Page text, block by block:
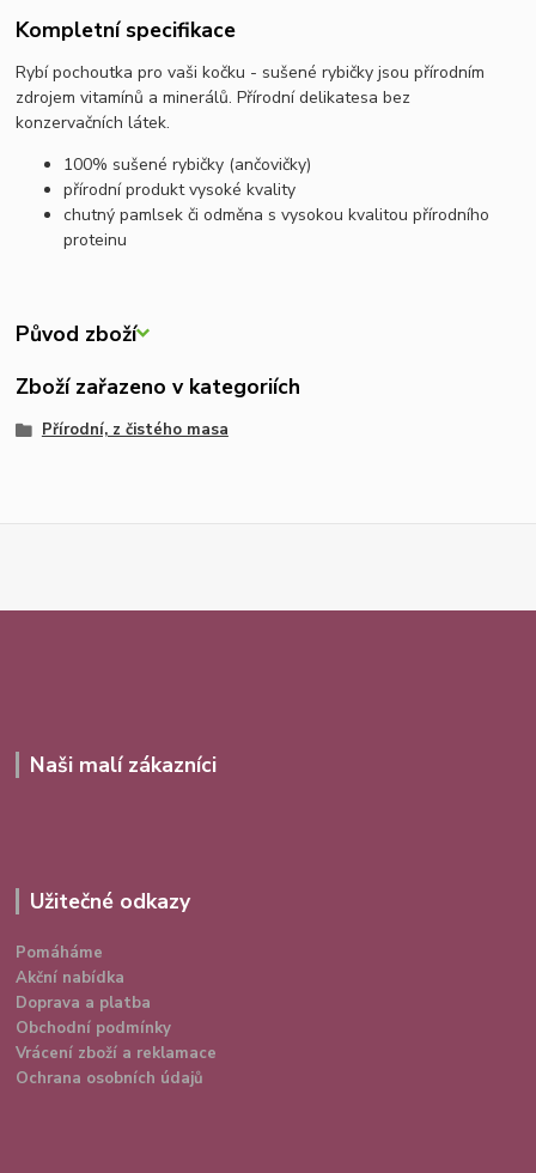
Kompletní specifikace
Rybí pochoutka pro vaši kočku - sušené rybičky jsou přírodním
zdrojem vitamínů a minerálů. Přírodní delikatesa bez
konzervačních látek.
100% sušené rybičky (ančovičky)
přírodní produkt vysoké kvality
chutný pamlsek či odměna s vysokou kvalitou přírodního
proteinu
Původ zboží
Zboží zařazeno v kategoriích
Přírodní, z čistého masa
Naši malí zákazníci
Užitečné odkazy
Pomáháme
Akční nabídka
Doprava a platba
Obchodní podmínky
Vrácení zboží a reklamace
Ochrana osobních údajů